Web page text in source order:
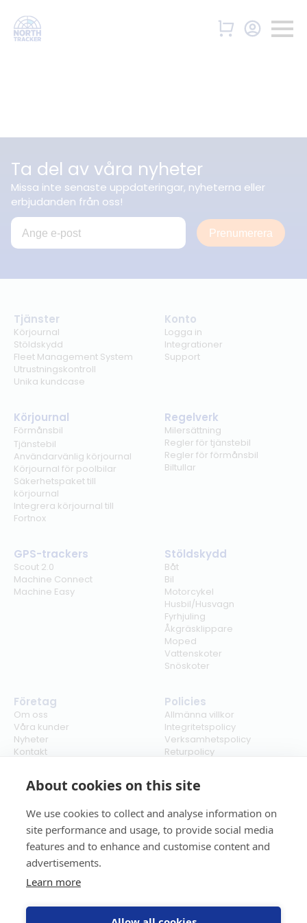
About cookies on this site
We use cookies to collect and analyse information on
site performance and usage, to provide social media
features and to enhance and customise content and
advertisements.
Learn more
Ta del av våra nyheter
Missa inte senaste uppdateringar, nyheterna eller
erbjudanden från oss!
Prenumerera
Tjänster
Körjournal
Stöldskydd
Fleet Management System
Utrustningskontroll
Unika kundcase
Konto
Logga in
Integrationer
Support
Körjournal
Förmånsbil
Tjänstebil
Användarvänlig körjournal
Körjournal för poolbilar
Säkerhetspaket till
körjournal
Integrera körjournal till
Fortnox
Regelverk
Milersättning
Regler för tjänstebil
Regler för förmånsbil
Biltullar
GPS-trackers
Scout 2.0
Machine Connect
Machine Easy
Stöldskydd
Båt
Bil
Motorcykel
Husbil/Husvagn
Fyrhjuling
Åkgräsklippare
Moped
Vattenskoter
Snöskoter
Företag
Om oss
Våra kunder
Nyheter
Kontakt
Policies
Allmänna villkor
Integritetspolicy
Verksamhetspolicy
Returpolicy
Cookies